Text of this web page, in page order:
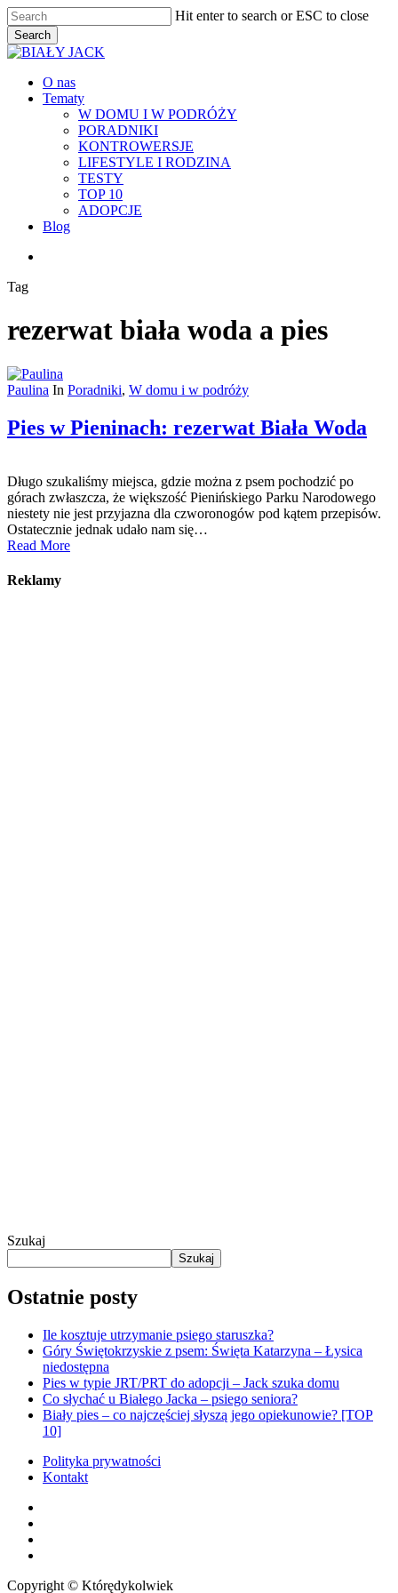
Skip
to
main
content
Hit enter to search or ESC to close
Search
Close
Menu
O nas
Tematy
W DOMU I W PODRÓŻY
PORADNIKI
KONTROWERSJE
LIFESTYLE I RODZINA
TESTY
TOP 10
ADOPCJE
Blog
Tag
rezerwat biała woda a pies
Paulina In Poradniki, W domu i w podróży
Pies w Pieninach: rezerwat Biała Woda
Długo szukaliśmy miejsca, gdzie można z psem pochodzić po
górach zwłaszcza, że większość Pienińskiego Parku Narodowego
niestety nie jest przyjazna dla czworonogów pod kątem przepisów.
Ostatecznie jednak udało nam się…
Read More
Reklamy
Szukaj
Szukaj
Ostatnie posty
Ile kosztuje utrzymanie psiego staruszka?
Góry Świętokrzyskie z psem: Święta Katarzyna – Łysica
niedostępna
Pies w typie JRT/PRT do adopcji – Jack szuka domu
Co słychać u Białego Jacka – psiego seniora?
Biały pies – co najczęściej słyszą jego opiekunowie? [TOP
10]
Polityka prywatności
Kontakt
Copyright © Którędykolwiek